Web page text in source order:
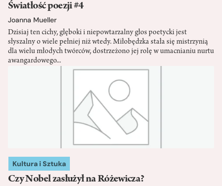
Światłość poezji #4
Joanna Mueller
Dzisiaj ten cichy, głęboki i niepowtarzalny głos poetycki jest
słyszalny o wiele pełniej niż wtedy. Miłobędzka stała się mistrzynią
dla wielu młodych twórców, dostrzeżono jej rolę w umacnianiu nurtu
awangardowego...
Kultura i Sztuka
Czy Nobel zasłużył na Różewicza?